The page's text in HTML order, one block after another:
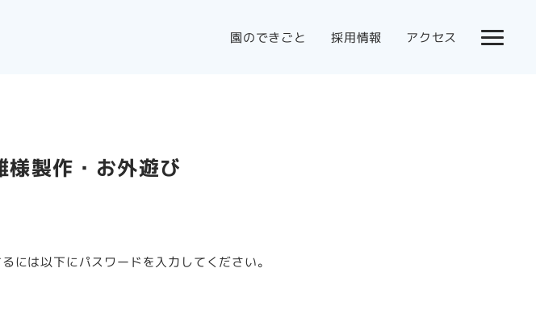
園のできごと 採用情報 アクセス
製作・お外遊び
には以下にパスワードを入力してください。